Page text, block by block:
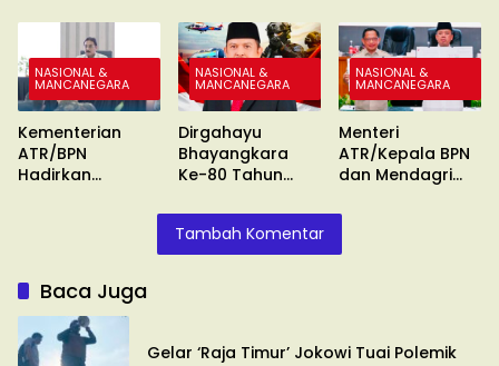
Sertipikasi Tanah
MBR
NASIONAL &
MANCANEGARA
Kementerian
ATR/BPN
Hadirkan
NASIONAL &
MANCANEGARA
Dirgahayu
Bhayangkara
Ke-80 Tahun
NASIONAL &
MANCANEGARA
Menteri
ATR/Kepala BPN
dan Mendagri
Tambah Komentar
Baca Juga
Gelar ‘Raja Timur’ Jokowi Tuai Polemik